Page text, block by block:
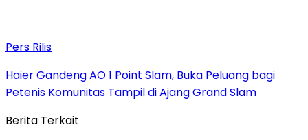
Pers Rilis
Haier Gandeng AO 1 Point Slam, Buka Peluang bagi
Petenis Komunitas Tampil di Ajang Grand Slam
Berita Terkait